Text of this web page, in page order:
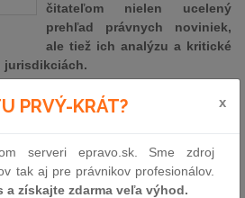
čitateľom nielen ucelený
prehľad právnych noviniek,
ale tiež ich analýzu a kritické
jurisdikciách.
roadmap15 obsahuje 50 článkov
ponúka ďalších 50 článkov a obsahuje
PRVÝ-KRÁT? x
serveri epravo.sk. Sme zdroj
tak aj pre právnikov profesionálov.
a získajte zdarma veľa výhod.